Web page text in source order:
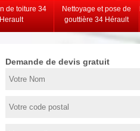
de toiture 34
Herault
Nettoyage et pose de
gouttière 34 Hérault
Demande de devis gratuit